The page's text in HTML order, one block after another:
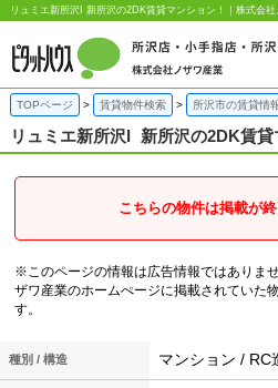
リュミエ新所沢I 新所沢の2DK賃貸マンション！｜株式会
TOPページ 賃貸物件検索 所沢市の賃貸情
リュミエ新所沢I 新所沢の2DK賃
こちらの物件は掲載が終
※このページの情報は広告情報ではありま
ザワ産業のホームぺージに掲載されていた
す。
種別 / 構造 マンション / RC